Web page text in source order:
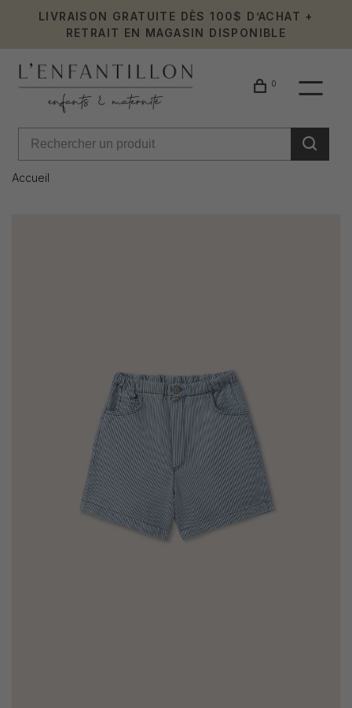
LIVRAISON GRATUITE DÈS 100$ D’ACHAT +
RETRAIT EN MAGASIN DISPONIBLE
0
Accueil